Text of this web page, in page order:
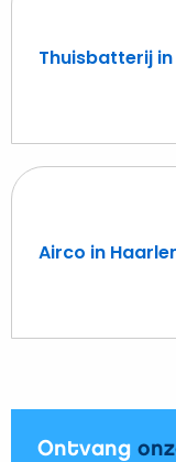
Thuisbatterij
Lees
Thuisbatterij
in
Airco in
Lees
Airco
Ontvang